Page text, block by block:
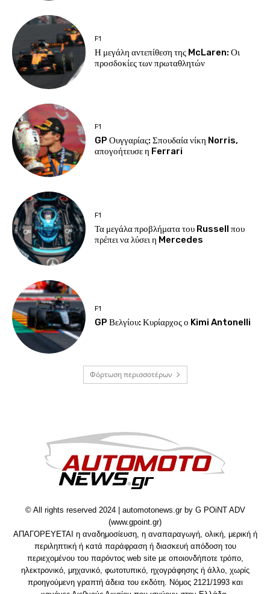
F1
Η μεγάλη αντεπίθεση της McLaren: Οι
προσδοκίες των πρωταθλητών
F1
GP Ουγγαρίας: Σπουδαία νίκη Norris,
απογοήτευσε η Ferrari
F1
Τα μεγάλα προβλήματα του Russell που
πρέπει να λύσει η Mercedes
F1
GP Βελγίου: Κυρίαρχος ο Kimi Antonelli
Φόρτωση περισσοτέρων
© All rights reserved 2024 | automotonews.gr by G POiNT ADV
(www.gpoint.gr)
ΑΠΑΓΟΡΕΥΕΤΑΙ η αναδημοσίευση, η αναπαραγωγή, ολική, μερική ή
περιληπτική ή κατά παράφραση ή διασκευή απόδοση του
περιεχομένου του παρόντος web site με οποιονδήποτε τρόπο,
ηλεκτρονικό, μηχανικό, φωτοτυπικό, ηχογράφησης ή άλλο, χωρίς
προηγούμενη γραπτή άδεια του εκδότη. Νόμος 2121/1993 και